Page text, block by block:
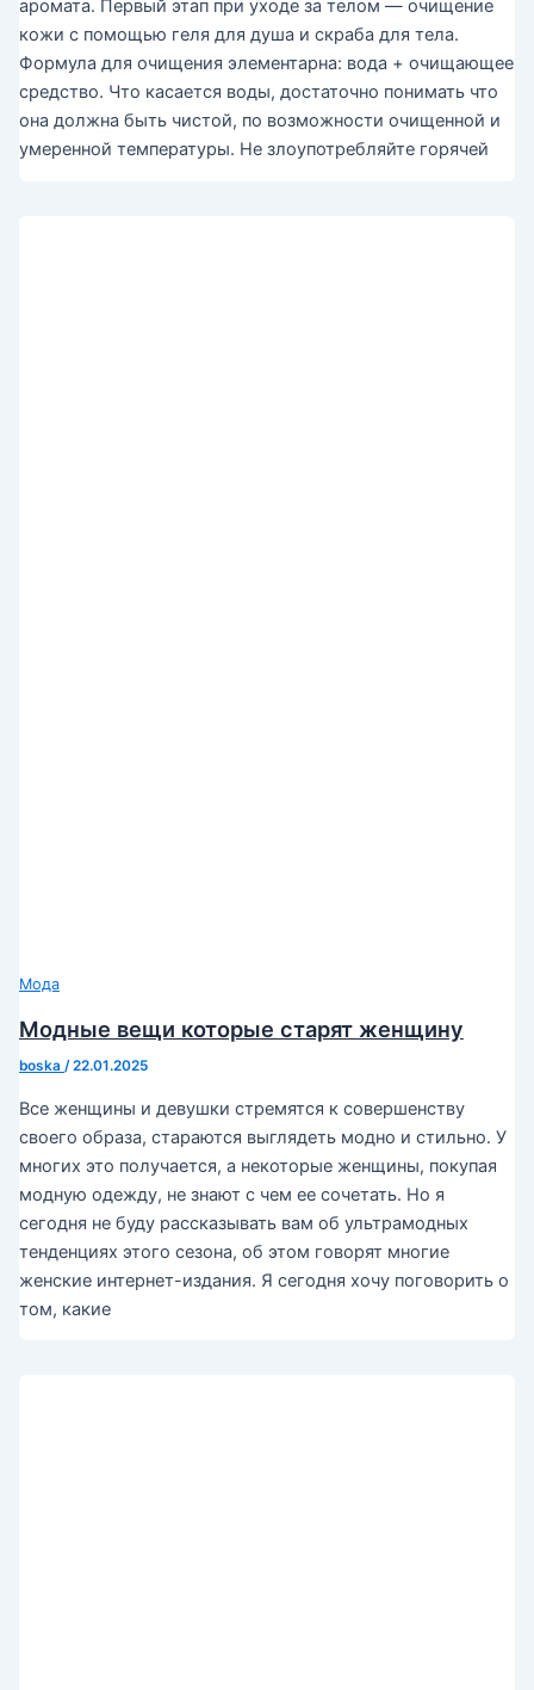
аромата. Первый этап при уходе за телом — очищение
кожи с помощью геля для душа и скраба для тела.
Формула для очищения элементарна: вода + очищающее
средство. Что касается воды, достаточно понимать что
она должна быть чистой, по возможности очищенной и
умеренной температуры. Не злоупотребляйте горячей
Мода
Модные вещи которые старят женщину
boska /22.01.2025
Все женщины и девушки стремятся к совершенству
своего образа, стараются выглядеть модно и стильно. У
многих это получается, а некоторые женщины, покупая
модную одежду, не знают с чем ее сочетать. Но я
сегодня не буду рассказывать вам об ультрамодных
тенденциях этого сезона, об этом говорят многие
женские интернет-издания. Я сегодня хочу поговорить о
том, какие